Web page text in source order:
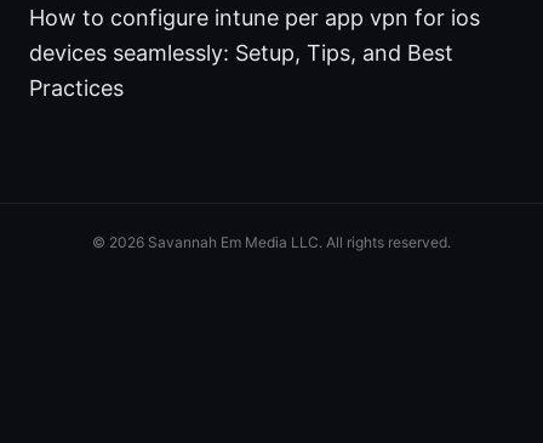
How to configure intune per app vpn for ios
devices seamlessly: Setup, Tips, and Best
Practices
© 2026 Savannah Em Media LLC. All rights reserved.